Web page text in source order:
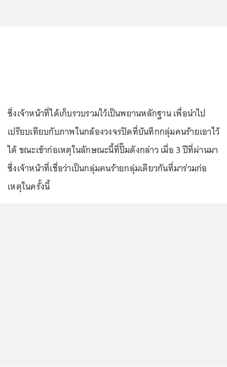
ซึ่งเจ้าหน้าที่ได้เก็บรวบรวมไว้เป็นพยานหลักฐาน เพื่อนำไป
เปรียบเทียบกับภาพในกล้องวงจรปิดที่บันทึกกลุ่มคนร้ายเอาไว้
ได้ ขณะเข้าก่อเหตุในลักษณะนี้ที่ปั๊มดังกล่าว เมื่อ 3 ปีที่ผ่านมา
ซึ่งเจ้าหน้าที่เชื่อว่าเป็นกลุ่มคนร้ายกลุ่มเดียวกันที่มาร่วมก่อ
เหตุในครั้งนี้